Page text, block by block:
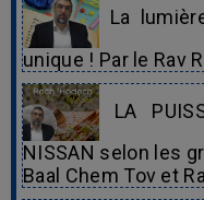
La
unique ! Par le Rav
LA
NISSAN selon les
Baal Chem Tov et